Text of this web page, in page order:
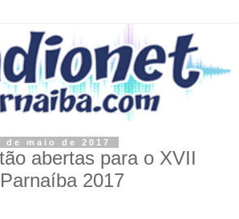
maio de 2017
abertas para o XVII
2017